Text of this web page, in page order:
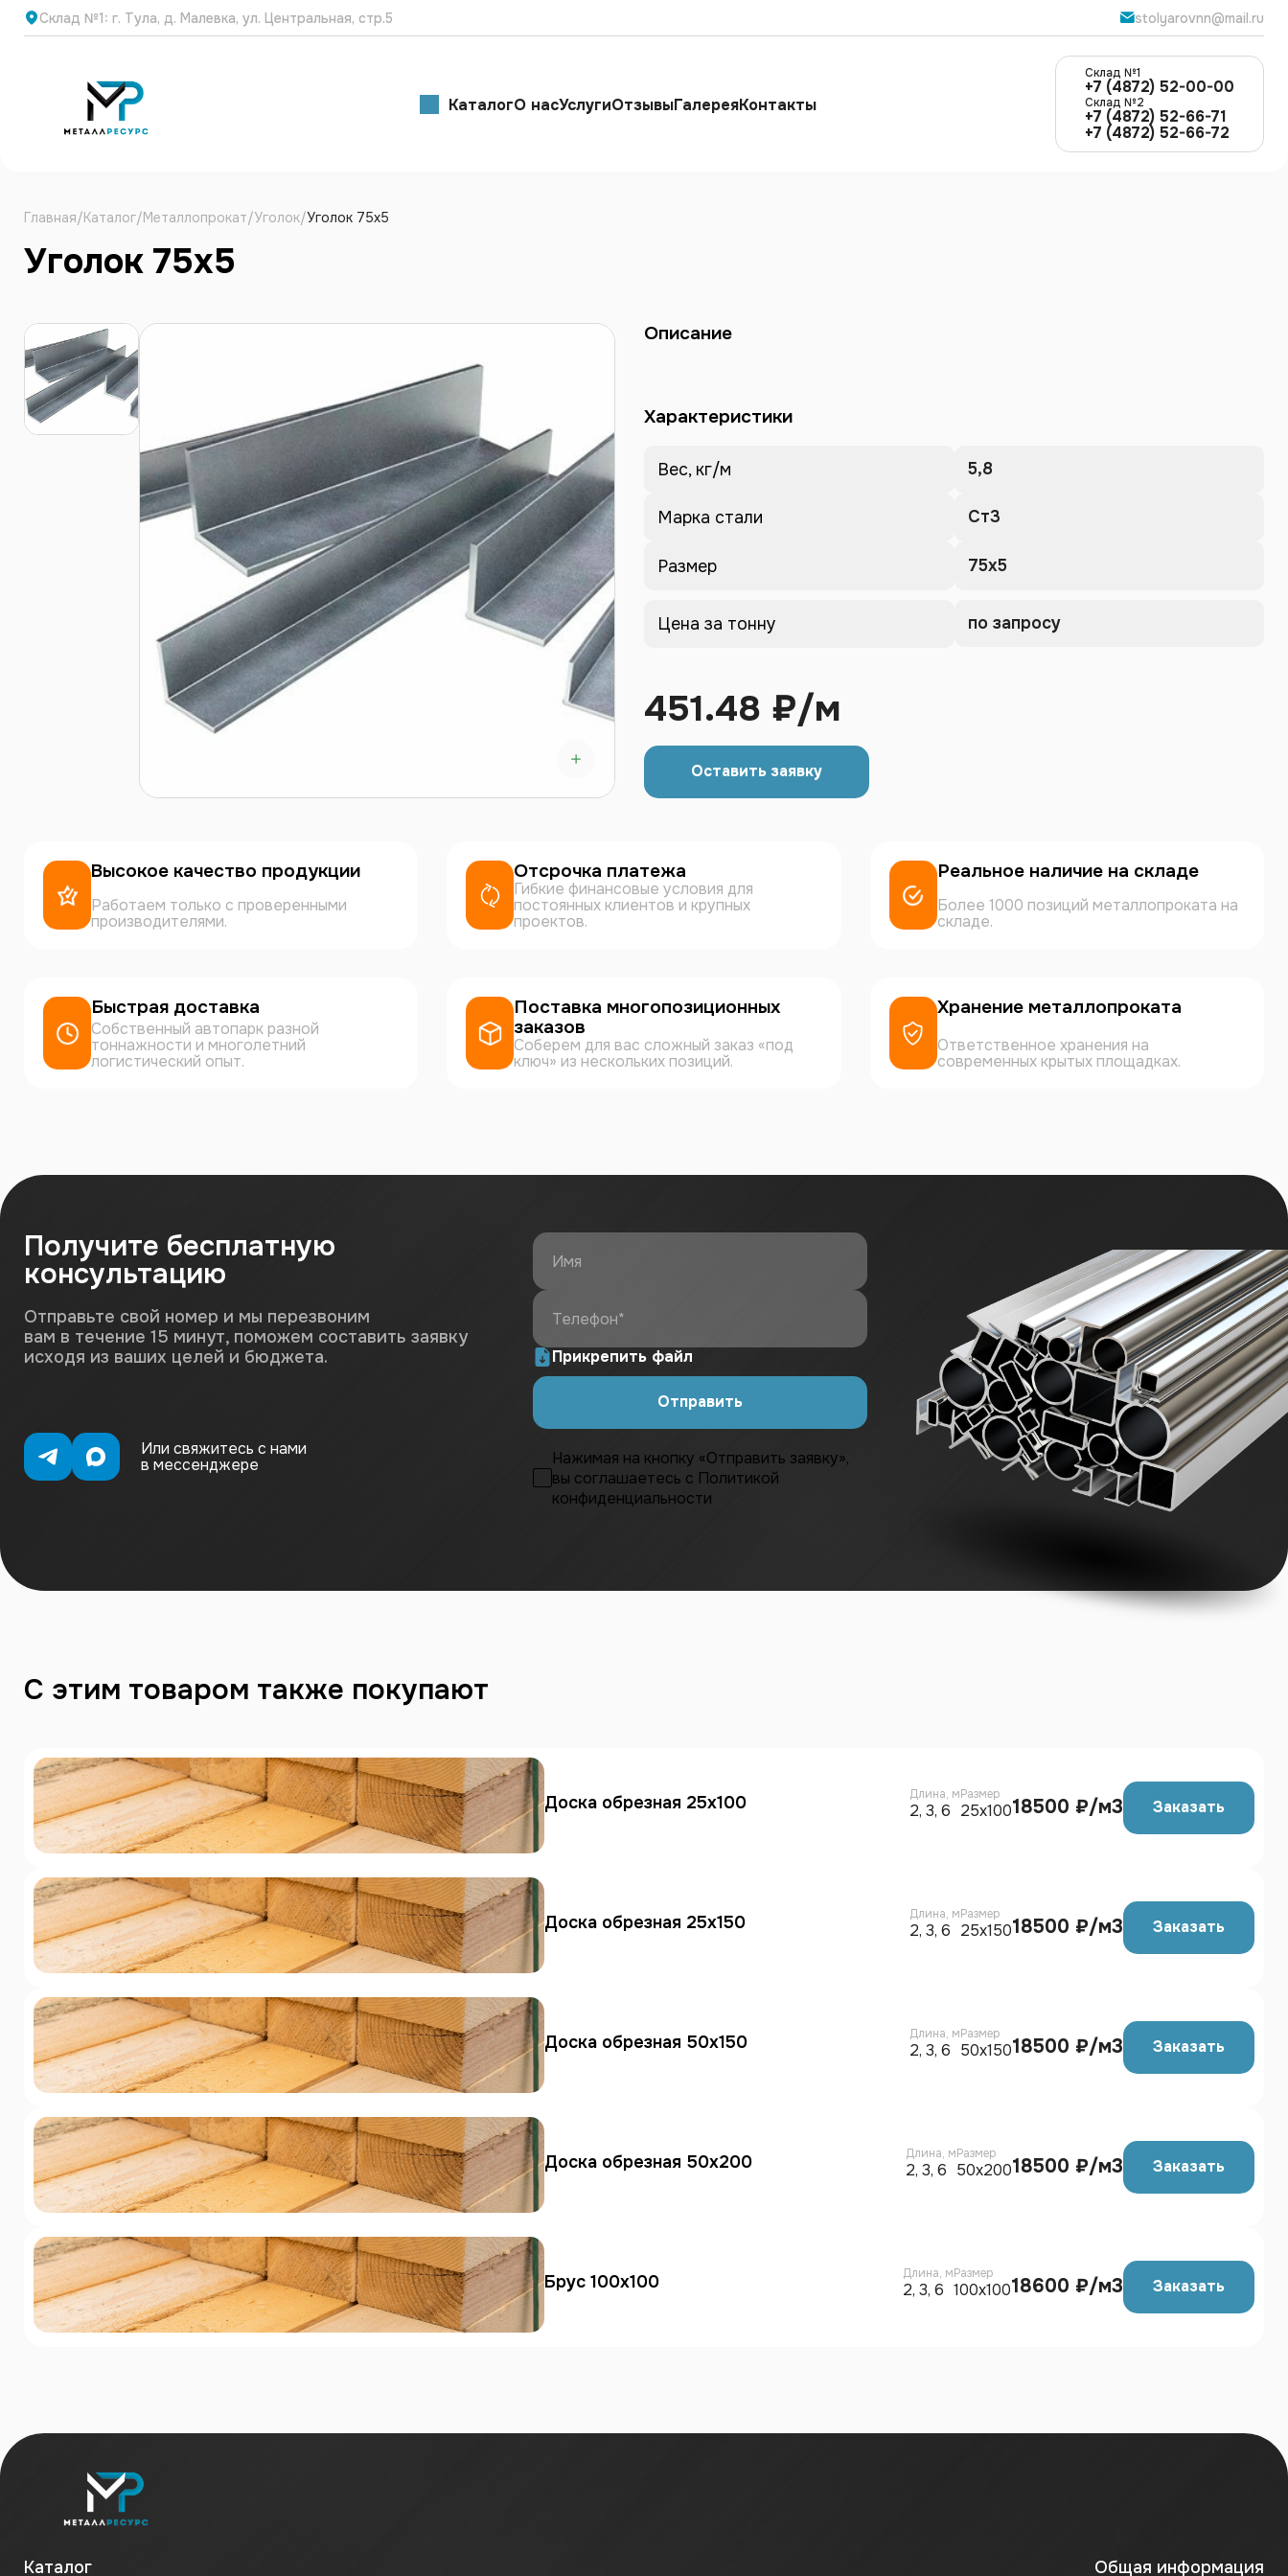
Cклад №1: г. Тула, д. Малевка, ул. Центральная, стр.5 stolyarovnn@mail.ru
КаталогО насУслугиОтзывыГалереяКонтакты
Cклад №1
+7 (4872) 52-00-00
Cклад №2
+7 (4872) 52-66-71
+7 (4872) 52-66-72
Главная/Каталог/Металлопрокат/Уголок/Уголок 75х5
Уголок 75х5
Описание
Характеристики
Вес, кг/м 5,8
Марка стали Ст3
Размер 75х5
Цена за тонну по запросу
451.48 ₽/м
Оставить заявку
Высокое качество продукции
Работаем только с проверенными
производителями.
Отсрочка платежа
Гибкие финансовые условия для
постоянных клиентов и крупных
проектов.
Реальное наличие на складе
Более 1000 позиций металлопроката на
складе.
Быстрая доставка
Собственный автопарк разной
тоннажности и многолетний
логистический опыт.
Поставка многопозиционных
заказов
Соберем для вас сложный заказ «под
ключ» из нескольких позиций.
Хранение металлопроката
Ответственное хранения на
современных крытых площадках.
Получите бесплатную
консультацию
Отправьте свой номер и мы перезвоним
вам в течение 15 минут, поможем составить заявку
исходя из ваших целей и бюджета.
Или свяжитесь с нами
в мессенджере
Имя
Телефон*
Прикрепить файл
Отправить
Нажимая на кнопку «Отправить заявку»,
вы соглашаетесь с Политикой
конфиденциальности
С этим товаром также покупают
Доска обрезная 25х100 Длина, м
2, 3, 6
Размер
25х10018500 ₽/м3 Заказать
Доска обрезная 25х150 Длина, м
2, 3, 6
Размер
25х15018500 ₽/м3 Заказать
Доска обрезная 50х150 Длина, м
2, 3, 6
Размер
50х15018500 ₽/м3 Заказать
Доска обрезная 50х200 Длина, м
2, 3, 6
Размер
50х20018500 ₽/м3 Заказать
Брус 100х100 Длина, м
2, 3, 6
Размер
100х10018600 ₽/м3 Заказать
Каталог Общая информация